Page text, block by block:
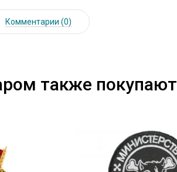
Комментарии (0)
также покупают